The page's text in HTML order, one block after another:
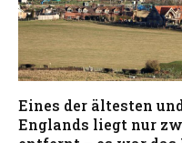
Eines der ältesten
Englands liegt nur